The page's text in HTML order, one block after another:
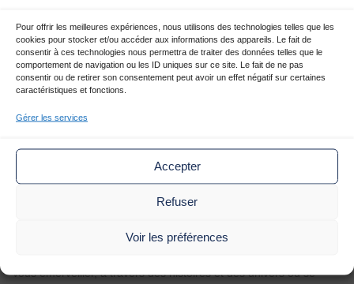
Pour offrir les meilleures expériences, nous utilisons des technologies telles que les
cookies pour stocker et/ou accéder aux informations des appareils. Le fait de
consentir à ces technologies nous permettra de traiter des données telles que le
comportement de navigation ou les ID uniques sur ce site. Le fait de ne pas
consentir ou de retirer son consentement peut avoir un effet négatif sur certaines
caractéristiques et fonctions.
Gérer les services
Accepter
Refuser
Voir les préférences
Malaury s’inspirent de l’ère du temps. Ils se réapproprient les
codes urbains pour faire vivre et réinventer la nature en ville.
Pour l’équipe tout est prétexte pour faire la promotion du végétal :
à travers les jardins mais aussi la création d’objets narratifs,
et défricher les bons gestes du jardinier.
plantes et des bienfaits de la Nature.
Vous émerveiller, à travers des histoires et des univers où se